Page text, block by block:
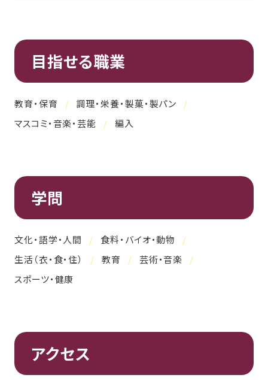
目指せる職業
教育・保育
調理・栄養・製菓・製パン
マスコミ・音楽・芸能
編入
学問
文化・語学・人間
食料・バイオ・動物
生活（衣・食・住）
教育
芸術・音楽
スポーツ・健康
アクセス